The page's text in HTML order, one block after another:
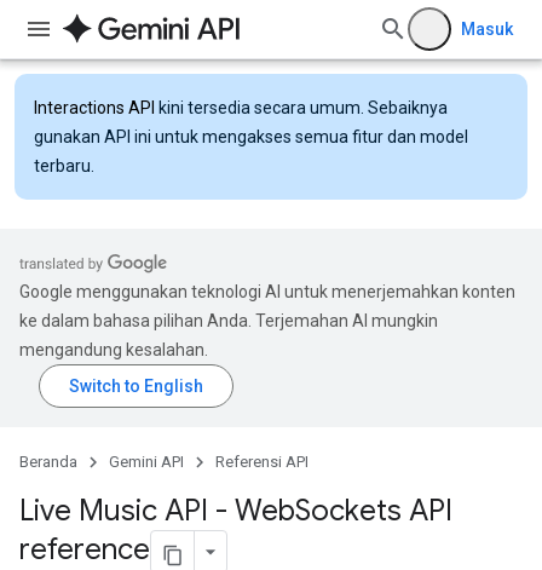
Masuk
Interactions API kini tersedia secara umum. Sebaiknya
gunakan API ini untuk mengakses semua fitur dan model
terbaru.
Google menggunakan teknologi AI untuk menerjemahkan konten
ke dalam bahasa pilihan Anda. Terjemahan AI mungkin
mengandung kesalahan.
Beranda Gemini API Referensi API
Live Music API - WebSockets API
reference